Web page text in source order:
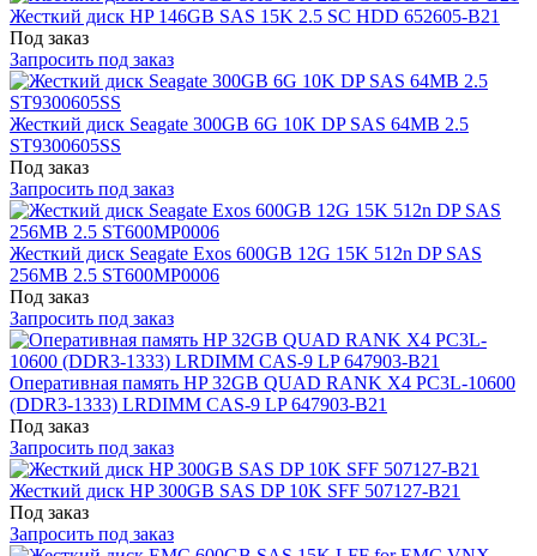
Жесткий диск HP 146GB SAS 15K 2.5 SC HDD 652605-B21
Под заказ
Запросить под заказ
Жесткий диск Seagate 300GB 6G 10K DP SAS 64MB 2.5
ST9300605SS
Под заказ
Запросить под заказ
Жесткий диск Seagate Exos 600GB 12G 15K 512n DP SAS
256MB 2.5 ST600MP0006
Под заказ
Запросить под заказ
Оперативная память HP 32GB QUAD RANK X4 PC3L-10600
(DDR3-1333) LRDIMM CAS-9 LP 647903-B21
Под заказ
Запросить под заказ
Жесткий диск HP 300GB SAS DP 10K SFF 507127-B21
Под заказ
Запросить под заказ